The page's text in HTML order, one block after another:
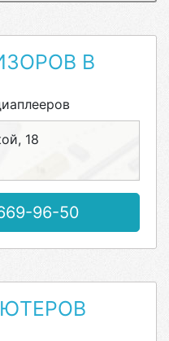
В
18
96-50